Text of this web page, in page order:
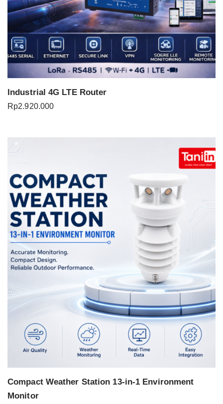
Industrial 4G LTE Router
Rp2.920.000
Compact Weather Station 13-in-1 Environment
Monitor